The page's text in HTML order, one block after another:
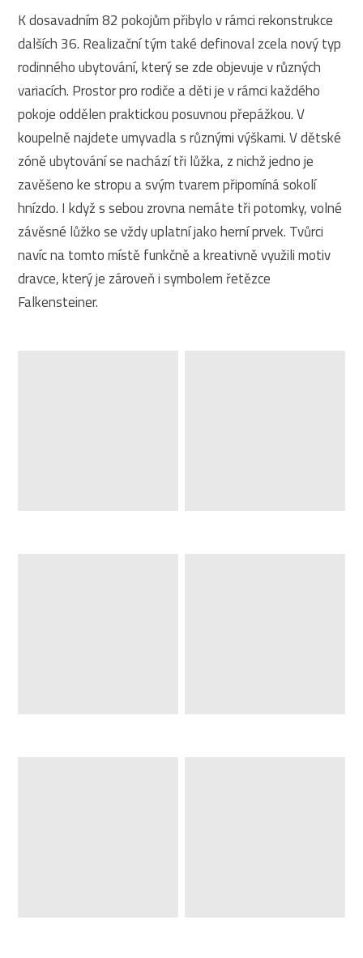
K dosavadním 82 pokojům přibylo v rámci rekonstrukce
dalších 36. Realizační tým také definoval zcela nový typ
rodinného ubytování, který se zde objevuje v různých
variacích. Prostor pro rodiče a děti je v rámci každého
pokoje oddělen praktickou posuvnou přepážkou. V
koupelně najdete umyvadla s různými výškami. V dětské
zóně ubytování se nachází tři lůžka, z nichž jedno je
zavěšeno ke stropu a svým tvarem připomíná sokolí
hnízdo. I když s sebou zrovna nemáte tři potomky, volné
závěsné lůžko se vždy uplatní jako herní prvek. Tvůrci
navíc na tomto místě funkčně a kreativně využili motiv
dravce, který je zároveň i symbolem řetězce
Falkensteiner.